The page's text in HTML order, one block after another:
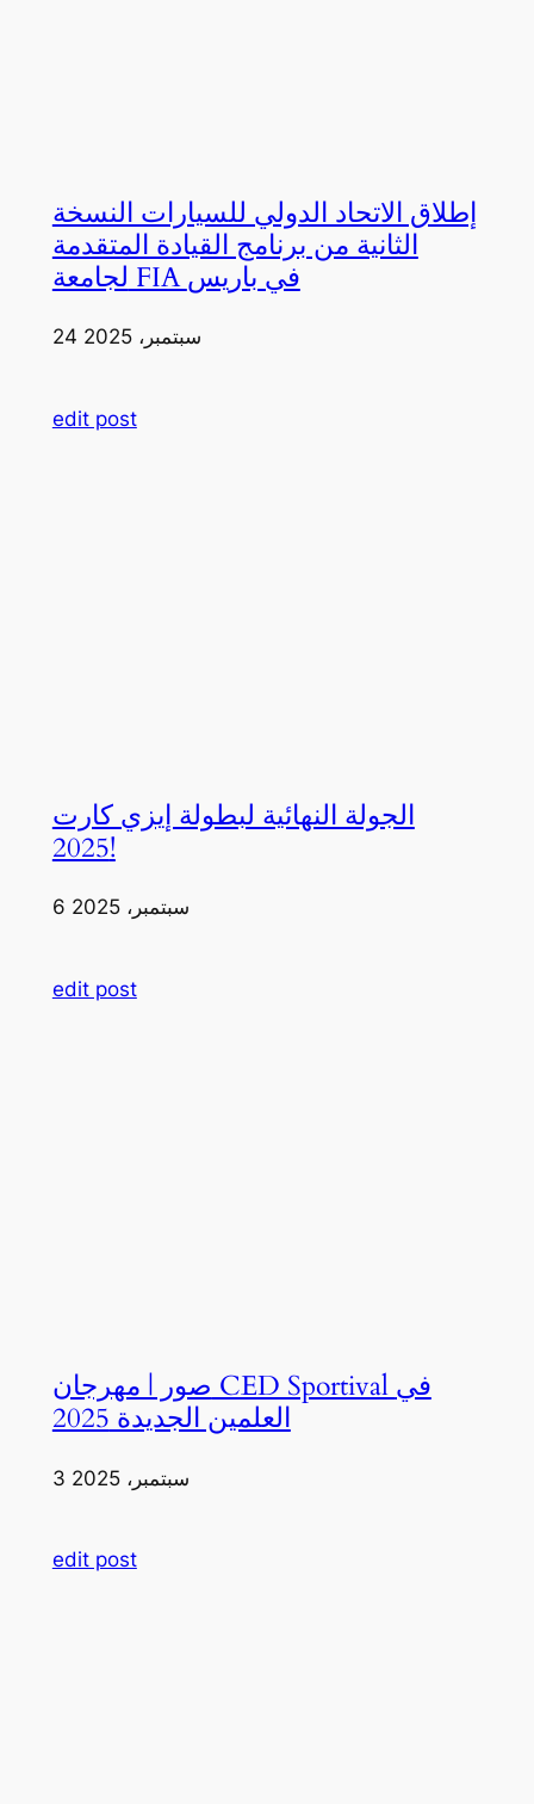
إطلاق الاتحاد الدولي للسيارات النسخة
الثانية من برنامج القيادة المتقدمة
لجامعة FIA في باريس
24 سبتمبر، 2025
edit post
الجولة النهائية لبطولة إيزي كارت
2025!
6 سبتمبر، 2025
edit post
صور | مهرجان CED Sportival في
العلمين الجديدة 2025
3 سبتمبر، 2025
edit post